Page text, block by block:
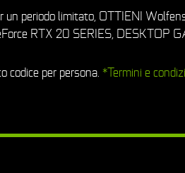
un periodo limitato, OTTIENI
RTX 20 SERIES, DESKTOP
codice per persona.*Termini e